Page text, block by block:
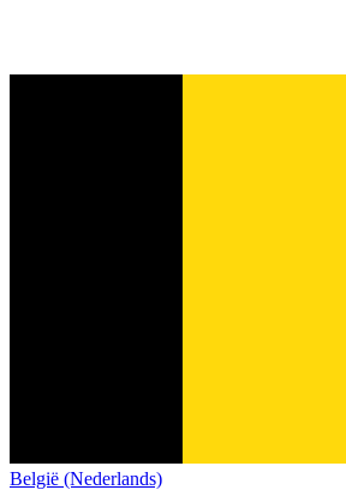
België (Nederlands)